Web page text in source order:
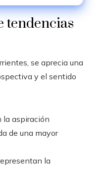
tendencias
se aprecia una
y el sentido
la aspiración
de una mayor
la